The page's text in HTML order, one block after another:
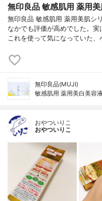
無印良品 敏感肌用 薬用
無印良品 敏感肌用 薬用美肌シ
なかでも評価が高めでした。実
これを使って気になっていた
無印良品(MUJI)
敏感肌用 薬用美白美容
おやついりこ
おやついりこ